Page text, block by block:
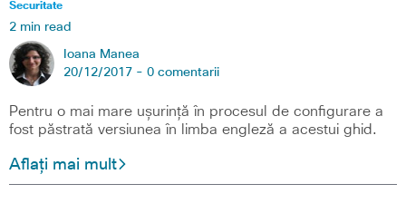
Securitate
2 min read
Ioana Manea
20/12/2017 - 0 comentarii
Pentru o mai mare ușurință în procesul de configurare a
fost păstrată versiunea în limba engleză a acestui ghid.
Aflați mai mult